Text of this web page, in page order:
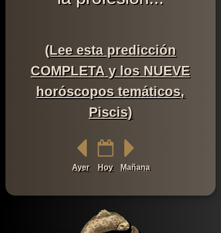
(Lee esta predicción
COMPLETA y los NUEVE
horóscopos temáticos,
Piscis)
Ayer Hoy Mañana